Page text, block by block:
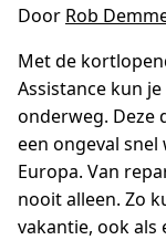
Door Rob
Met de
Assistance kun
onderweg. Deze
een ongeval
Europa. Van
nooit alleen. Zo
vakantie, ook als